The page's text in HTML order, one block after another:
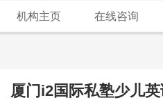
机构主页 在线咨询
厦门i2国际私塾少儿